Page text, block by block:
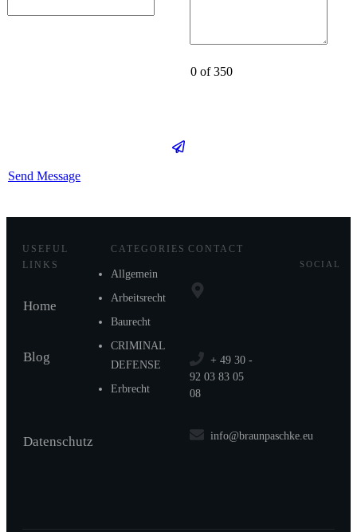
0 of 350
Send Message
USEFUL
LINKS
Home
Blog
Datenschutz
CATEGORIES
Allgemein
Arbeitsrecht
Baurecht
CRIMINAL
DEFENSE
Erbrecht
CONTACT
+ 49 30 -
92 03 83 05
08
info@braunpaschke.eu
SOCIAL